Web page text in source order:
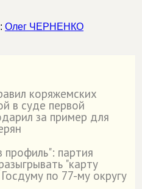
Олег ЧЕРНЕНКО
коряжемских
в суде первой
за пример для
профиль": партия
"карту
по 77-му округу